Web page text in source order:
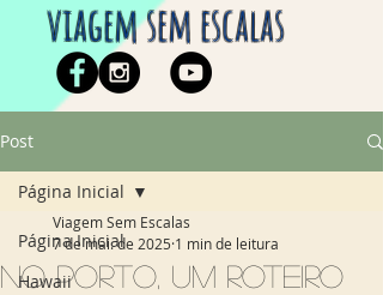
viagem sem escalas
Post
Página Inicial
Hawaii
Página Inicial
No Porto, um roteiro
Viagem Sem Escalas
7 de mai. de 2025 1 min de leitura